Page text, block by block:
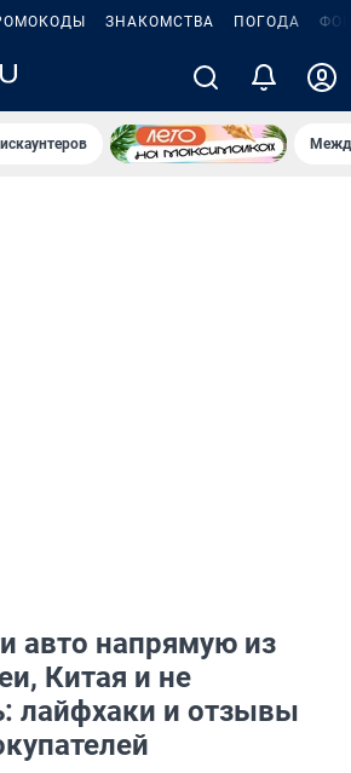
ЗНАКОМСТВА ПОГОДА
авто напрямую из
Китая и не
лайфхаки и отзывы